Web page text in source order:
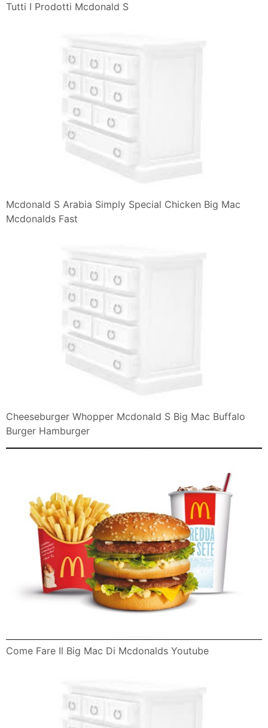
Tutti I Prodotti Mcdonald S
Mcdonald S Arabia Simply Special Chicken Big Mac
Mcdonalds Fast
Cheeseburger Whopper Mcdonald S Big Mac Buffalo
Burger Hamburger
Come Fare Il Big Mac Di Mcdonalds Youtube